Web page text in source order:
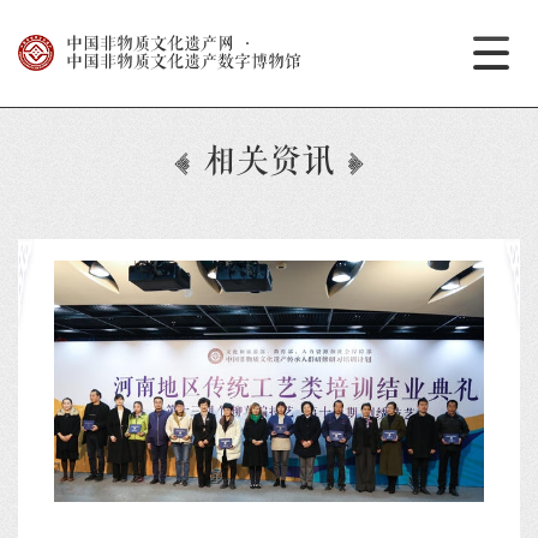
中国非物质文化遗产网
·
中国非物质文化遗产数字博物馆
相关资讯